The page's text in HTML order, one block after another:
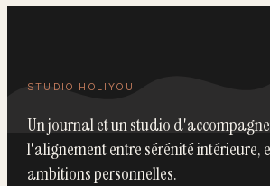
STUDIO HOLIYOU
Un journal et un studio
l'alignement entre sérénité intérieure,
ambitions personnelles.